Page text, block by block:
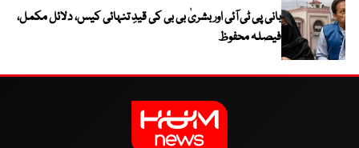
بانی پی ٹی آئی اور بشریٰ بی بی کی قیدِ تنہائی کیس، دلائل مکمل،
فیصلہ محفوظ